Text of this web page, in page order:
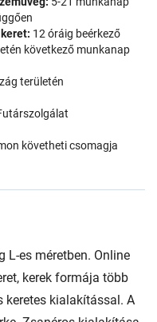
12 óráig beérkező
következő munkanap
területén
követheti csomagja
L-es méretben. Online
kerek formája több
keretes kialakítással. A